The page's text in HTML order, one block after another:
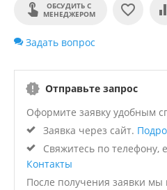
ОБСУДИТЬ С
МЕНЕДЖЕРОМ
Задать вопрос
Отправьте запрос
Оформите заявку удобным
Заявка через сайт.
Свяжитесь по телефону,
Контакты
После получения заявки